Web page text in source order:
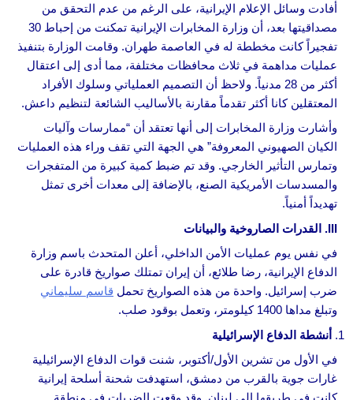
أفادت وسائل الإعلام الإيرانية، على الرغم من عدم التحقق من
مصداقيتها بعد، أن وزارة المخابرات الإيرانية تمكنت من إحباط 30
تفجيراً كانت مخططة له في العاصمة طهران. وقامت الوزارة بتنفيذ
عمليات مداهمة في ثلاث محافظات مختلفة، مما أدى إلى اعتقال
أكثر من 28 مدنياً. ولاحظ أن التصميم العملياتي وسلوك الأفراد
المعتقلين كانا أكثر تقدماً مقارنة بالأساليب الشائعة لتنظيم داعش.
وأشارت وزارة المخابرات إلى أنها تعتقد أن “ممارسات وآليات
الكيان الصهيوني المعروفة” هي الجهة التي تقف وراء هذه العمليات
وتمارس التأثير الخارجي. وقد تم ضبط كمية كبيرة من المتفجرات
والمسدسات الأمريكية الصنع، بالإضافة إلى معدات أخرى تمثل
تهديداً أمنياً.
III. القدرات الصاروخية والبيانات
في نفس يوم عمليات الأمن الداخلي، أعلن المتحدث باسم وزارة
الدفاع الإيرانية، رضا طلائع، أن إيران تمتلك صواريخ قادرة على
ضرب إسرائيل. واحدة من هذه الصواريخ تحمل قاسم سليماني
وتبلغ مداها 1400 كيلومتر، وتعمل بوقود صلب.
أنشطة الدفاع الإسرائيلية
في الأول من تشرين الأول/أكتوبر، شنت قوات الدفاع الإسرائيلية
غارات جوية بالقرب من دمشق، استهدفت شحنة أسلحة إيرانية